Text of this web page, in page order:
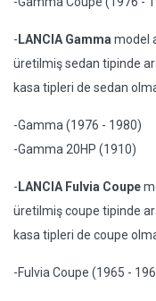
- LANCIA Gamma model
üretilmiş sedan tipinde
kasa tipleri de sedan
-Gamma (1976 - 1980)
-Gamma 20HP (1910)
- LANCIA Fulvia Coupe
üretilmiş coupe tipinde
kasa tipleri de coupe
-Fulvia Coupe (1965 -